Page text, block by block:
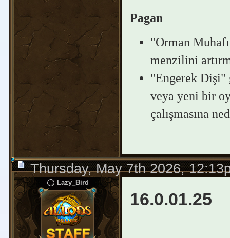
Pagan
"Orman
menzilini
"Engerek Dişi"
veya yeni bir
çalışmasına
Thursday, May 7th 2026,
Lazy_Bird
16.0.01.25